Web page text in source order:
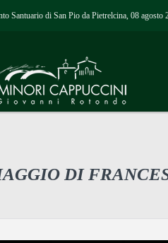
Santuario di San Pio da Pietrelcina, 08 agosto
DI